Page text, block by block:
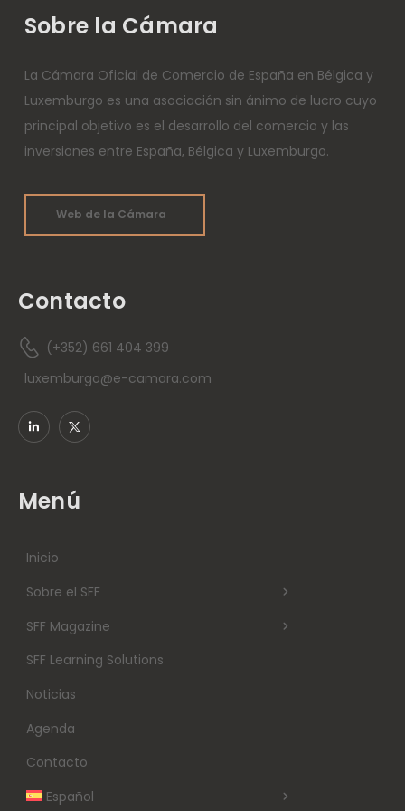
Sobre la Cámara
La Cámara Oficial de Comercio de España en Bélgica y
Luxemburgo es una asociación sin ánimo de lucro cuyo
principal objetivo es el desarrollo del comercio y las
inversiones entre España, Bélgica y Luxemburgo.
Web de la Cámara
Contacto
(+352) 661 404 399
luxemburgo@e-camara.com
Menú
Inicio
Sobre el SFF
SFF Magazine
SFF Learning Solutions
Noticias
Agenda
Contacto
Español